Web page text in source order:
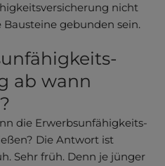
nicht
gebunden sein.
ab wann
die Erwerbsun­fähigkeits­
Die Antwort ist
Sehr früh. Denn je jünger